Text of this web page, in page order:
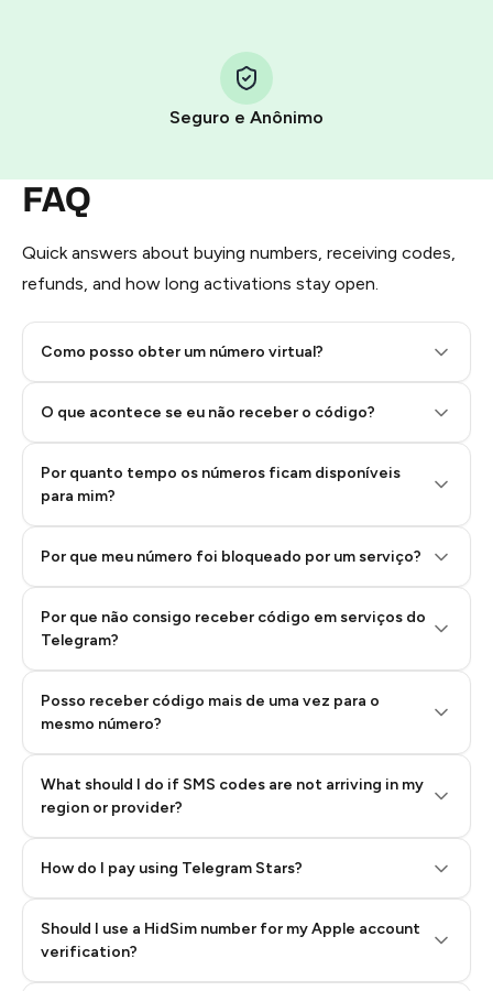
Seguro e Anônimo
FAQ
Quick answers about buying numbers, receiving codes,
refunds, and how long activations stay open.
Como posso obter um número virtual?
O que acontece se eu não receber o código?
Por quanto tempo os números ficam disponíveis
para mim?
Por que meu número foi bloqueado por um serviço?
Por que não consigo receber código em serviços do
Telegram?
Posso receber código mais de uma vez para o
mesmo número?
What should I do if SMS codes are not arriving in my
region or provider?
How do I pay using Telegram Stars?
Step 1: Create the order on HidSim
Pay with Telegram Stars
Step 2: Buy Stars in Telegram
Step 3: Pay our bot with Stars
Should I use a HidSim number for my Apple account
verification?
Quality High To Low